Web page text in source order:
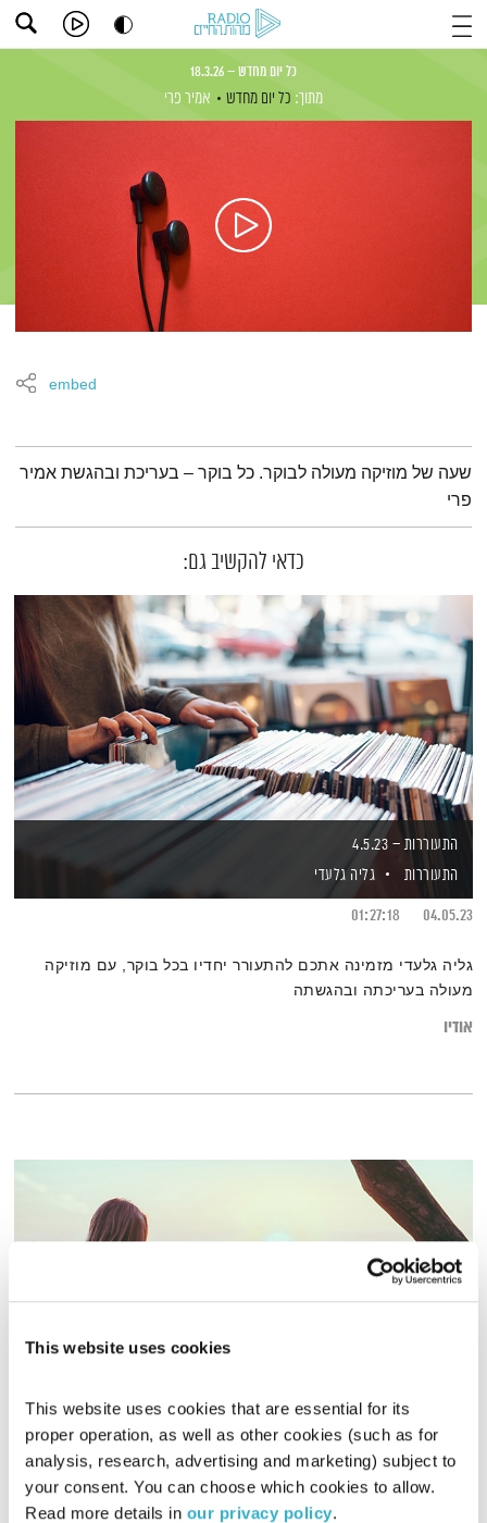
This website uses cookies
This website uses cookies that are essential for its
proper operation, as well as other cookies (such as for
analysis, research, advertising and marketing) subject to
your consent. You can choose which cookies to allow.
Read more details in our privacy policy.
כל יום מחדש – 18.3.26
מתוך: כל יום מחדש אמיר פרי
embed
תמצית הפודקאסט
שעה של מוזיקה מעולה לבוקר. כל בוקר – בעריכת ובהגשת אמיר
פרי
כדאי להקשיב גם:
התעוררות – 4.5.23
התעוררות
גליה גלעדי
04.05.23
01:27:18
גליה גלעדי מזמינה אתכם להתעורר יחדיו בכל בוקר, עם מוזיקה
מעולה בעריכתה ובהגשתה
אודיו
שיחות טרנספורמטיביות – 19.1.15
שיחות טרנספורמטיביות
אסי זיגדוןונטאלי בן דוד
19.01.15
00:57:03